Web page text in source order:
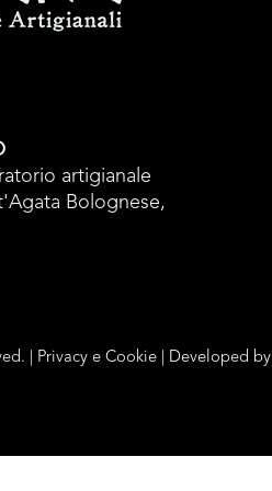
artigianale
Bolognese,
| Privacy e Cookie| Developed by